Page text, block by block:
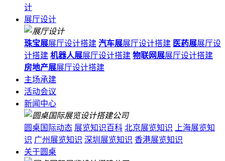
计
展厅设计
珠宝展展厅设计搭建 汽车展展厅设计搭建 医药展展厅设
计搭建 机器人展展厅设计搭建 物联网展展厅设计搭建
房地产展展厅设计搭建
主场承建
活动会议
新闻中心
圆桌国际动态 展览知识百科 北京展览知识
上海展览知
识 广州展览知识 深圳展览知识 香港展览知识
关于圆桌